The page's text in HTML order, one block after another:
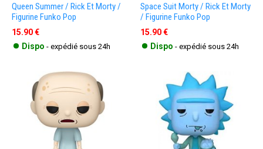
Queen Summer / Rick Et Morty /
Figurine Funko Pop
15.90 €
• Dispo - expédié sous 24h
Space Suit Morty / Rick Et Morty
/ Figurine Funko Pop
15.90 €
• Dispo - expédié sous 24h